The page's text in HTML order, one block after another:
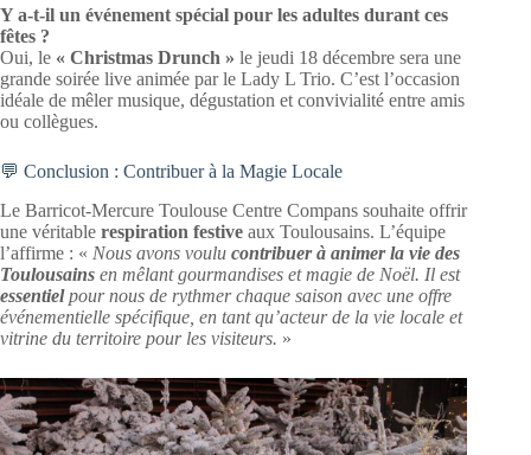
Y a-t-il un événement spécial pour les adultes durant ces
fêtes ?
Oui, le « Christmas Drunch » le jeudi 18 décembre sera une
grande soirée live animée par le Lady L Trio. C’est l’occasion
idéale de mêler musique, dégustation et convivialité entre amis
ou collègues.
💬 Conclusion : Contribuer à la Magie Locale
Le Barricot-Mercure Toulouse Centre Compans souhaite offrir
une véritable respiration festive aux Toulousains. L’équipe
l’affirme : « Nous avons voulu contribuer à animer la vie des
Toulousains en mêlant gourmandises et magie de Noël. Il est
essentielpour nous de rythmer chaque saison avec une offre
événementielle spécifique, en tant qu’acteur de la vie locale et
vitrine du territoire pour les visiteurs. »